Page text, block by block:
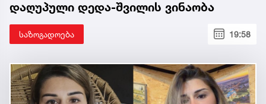
დაღუპული დედა-შვილის ვინაობა
საზოგადოება 19:58